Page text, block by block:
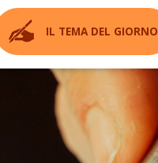
IL TEMA DEL GIORNO